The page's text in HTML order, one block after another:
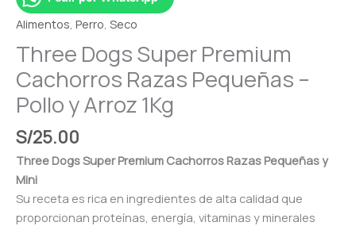
Alimentos Perro Seco
Three Dogs Super Premium
Cachorros Razas Pequeñas –
Pollo y Arroz 1Kg
S/25.00
Three Dogs Super Premium Cachorros Razas Pequeñas y
Mini
Su receta es rica en ingredientes de alta calidad que
proporcionan proteínas, energía, vitaminas y minerales
–
Pollo
y
Arroz
1Kg
cantidad